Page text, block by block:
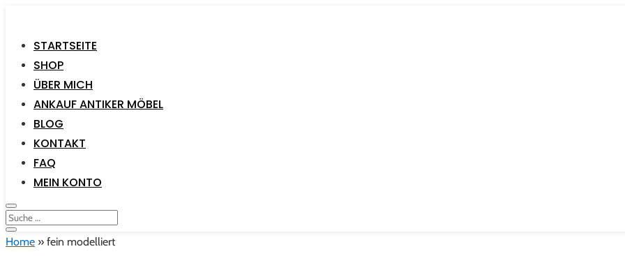
STARTSEITE
SHOP
ÜBER MICH
ANKAUF ANTIKER MÖBEL
BLOG
KONTAKT
FAQ
MEIN KONTO
Home » fein modelliert